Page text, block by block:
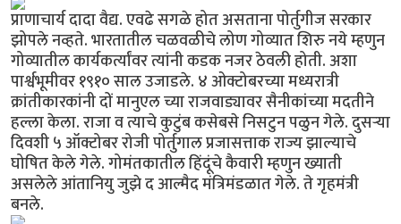
प्राणाचार्य दादा वैद्य. एवढे सगळे होत असताना पोर्तुगीज सरकार
झोपले नव्हते. भारतातील चळवळीचे लोण गोव्यात शिरु नये म्हणुन
गोव्यातील कार्यकर्त्यांवर त्यांनी कडक नजर ठेवली होती. अशा
पार्श्वभूमीवर १९१० साल उजाडले. ४ ओक्टोबरच्या मध्यरात्री
क्रांतीकारकांनी दों मानुएल च्या राजवाड्यावर सैनीकांच्या मदतीने
हल्ला केला. राजा व त्याचे कुटुंब कसेबसे निसटुन पळुन गेले. दुसर्‍या
दिवशी ५ ऑक्टोबर रोजी पोर्तुगाल प्रजासत्ताक राज्य झाल्याचे
घोषित केले गेले. गोमंतकातील हिंदूंचे कैवारी म्हणुन ख्याती
असलेले आंतानियु जुझे द आल्मैद मंत्रिमंडळात गेले. ते गृहमंत्री
बनले.